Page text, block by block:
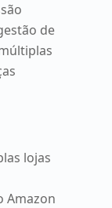
de
lojas
Amazon